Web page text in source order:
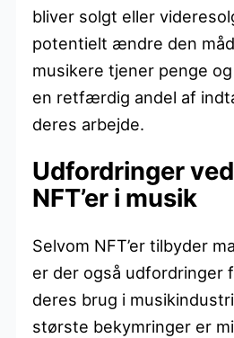
bliver solgt eller
potentielt ændre den
musikere tjener penge
en retfærdig andel af
deres arbejde.
Udfordringer
NFT’er i musik
Selvom NFT’er tilbyder
er der også udfordringer
deres brug i
største bekymringer er